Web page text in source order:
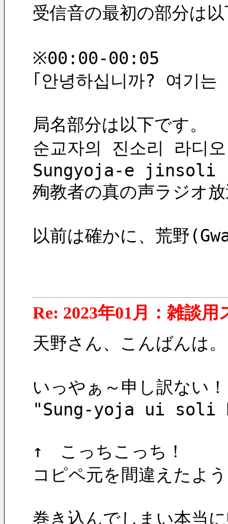
受信音の最初の部分は
※00:00-00:05
｢안녕하십니까? 여기
局名部分は以下です。
순교자의 진소리 라디
Sungyoja-e jinsoli
殉教者の真の声ラジオ
以前は確かに、荒野
Re: 2023年01月：雑談用
天野さん、こんばんは
いっやぁ～申し訳ない
"Sung-yoja ui soli
↑　こっちこっち！
コピペ元を間違えたよ
巻き込んでしまい本当